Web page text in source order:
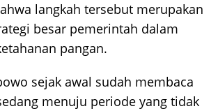
langkah tersebut merupakan
besar pemerintah dalam
pangan.
sejak awal sudah membaca
menuju periode yang tidak